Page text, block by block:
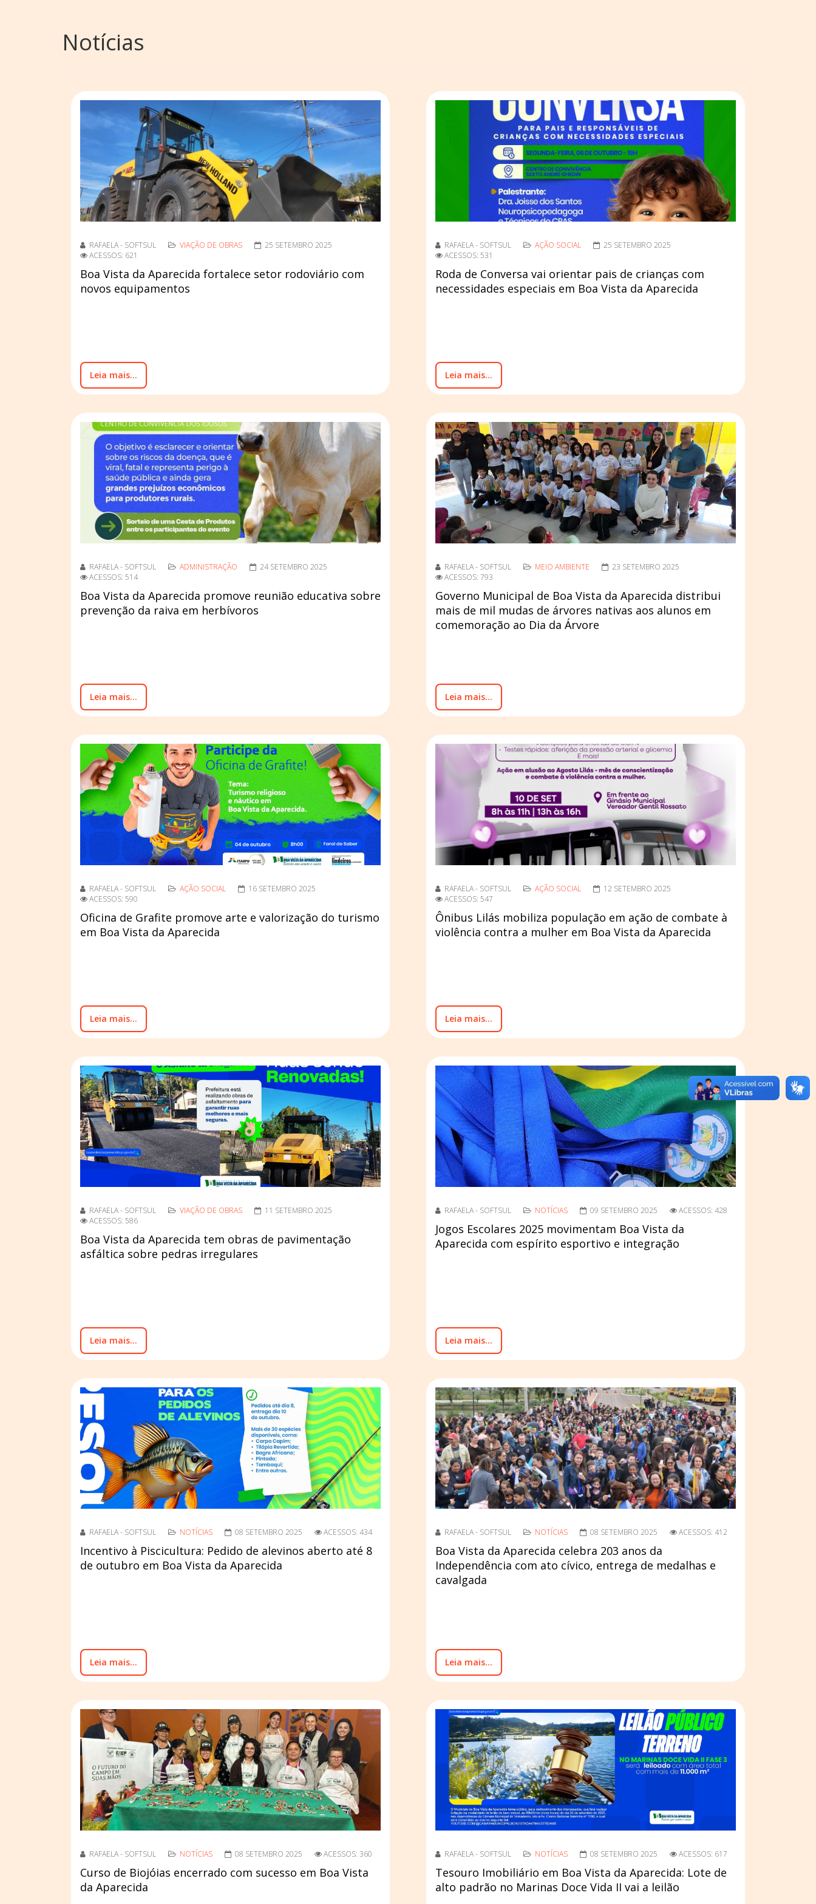
Notícias
RAFAELA - SOFTSUL VIAÇÃO DE OBRAS
25 SETEMBRO 2025
ACESSOS: 621
Boa Vista da Aparecida fortalece setor rodoviário com
novos equipamentos
Leia mais...
RAFAELA - SOFTSUL AÇÃO SOCIAL
25 SETEMBRO 2025
ACESSOS: 531
Roda de Conversa vai orientar pais de crianças com
necessidades especiais em Boa Vista da Aparecida
Leia mais...
RAFAELA - SOFTSUL ADMINISTRAÇÃO
24 SETEMBRO 2025
ACESSOS: 514
Boa Vista da Aparecida promove reunião educativa sobre
prevenção da raiva em herbívoros
Leia mais...
RAFAELA - SOFTSUL MEIO AMBIENTE
23 SETEMBRO 2025
ACESSOS: 793
Governo Municipal de Boa Vista da Aparecida distribui
mais de mil mudas de árvores nativas aos alunos em
comemoração ao Dia da Árvore
Leia mais...
RAFAELA - SOFTSUL AÇÃO SOCIAL
16 SETEMBRO 2025
ACESSOS: 590
Oficina de Grafite promove arte e valorização do turismo
em Boa Vista da Aparecida
Leia mais...
RAFAELA - SOFTSUL AÇÃO SOCIAL
12 SETEMBRO 2025
ACESSOS: 547
Ônibus Lilás mobiliza população em ação de combate à
violência contra a mulher em Boa Vista da Aparecida
Leia mais...
RAFAELA - SOFTSUL VIAÇÃO DE OBRAS
11 SETEMBRO 2025
ACESSOS: 586
Boa Vista da Aparecida tem obras de pavimentação
asfáltica sobre pedras irregulares
Leia mais...
RAFAELA - SOFTSUL NOTÍCIAS 09 SETEMBRO 2025 ACESSOS: 428
Jogos Escolares 2025 movimentam Boa Vista da
Aparecida com espírito esportivo e integração
Leia mais...
RAFAELA - SOFTSUL NOTÍCIAS 08 SETEMBRO 2025 ACESSOS: 434
Incentivo à Piscicultura: Pedido de alevinos aberto até 8
de outubro em Boa Vista da Aparecida
Leia mais...
RAFAELA - SOFTSUL NOTÍCIAS 08 SETEMBRO 2025 ACESSOS: 412
Boa Vista da Aparecida celebra 203 anos da
Independência com ato cívico, entrega de medalhas e
cavalgada
Leia mais...
RAFAELA - SOFTSUL NOTÍCIAS 08 SETEMBRO 2025 ACESSOS: 360
Curso de Biojóias encerrado com sucesso em Boa Vista
da Aparecida
RAFAELA - SOFTSUL NOTÍCIAS 08 SETEMBRO 2025 ACESSOS: 617
Tesouro Imobiliário em Boa Vista da Aparecida: Lote de
alto padrão no Marinas Doce Vida II vai a leilão